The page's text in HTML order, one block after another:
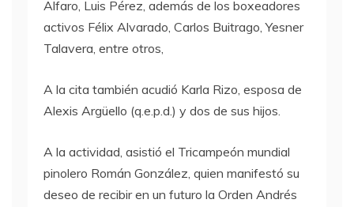
Alfaro, Luis Pérez, además de los boxeadores
activos Félix Alvarado, Carlos Buitrago, Yesner
Talavera, entre otros,
A la cita también acudió Karla Rizo, esposa de
Alexis Argüello (q.e.p.d.) y dos de sus hijos.
A la actividad, asistió el Tricampeón mundial
pinolero Román González, quien manifestó su
deseo de recibir en un futuro la Orden Andrés